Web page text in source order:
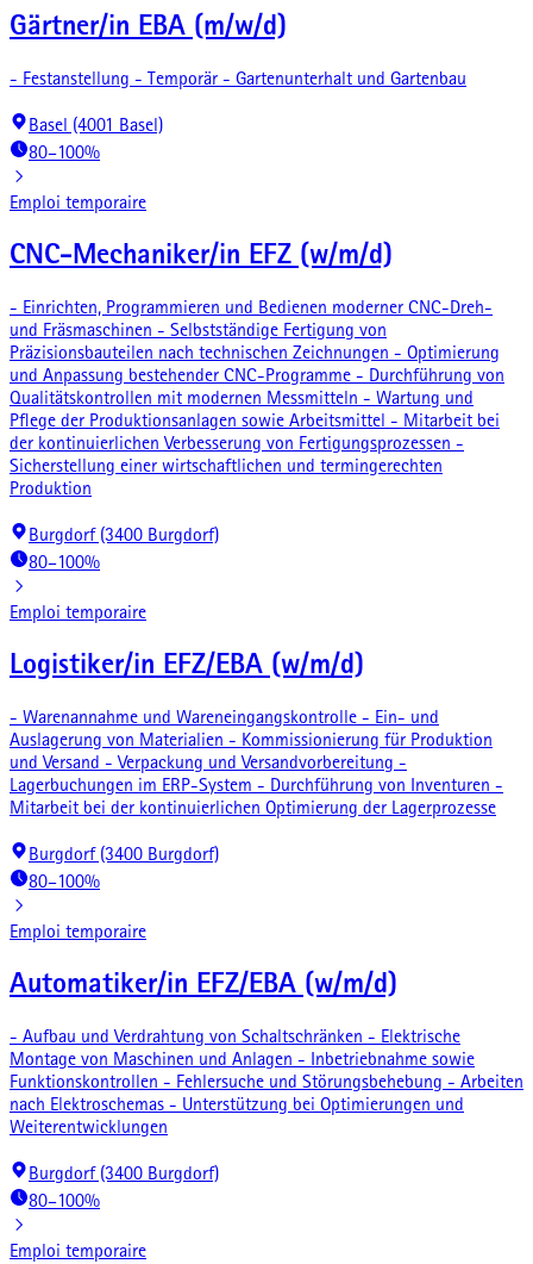
Gärtner/in EBA (m/w/d)
- Festanstellung - Temporär - Gartenunterhalt und Gartenbau
Basel (4001 Basel)
80–100%
Emploi temporaire
CNC-Mechaniker/in EFZ (w/m/d)
- Einrichten, Programmieren und Bedienen moderner CNC-Dreh-
und Fräsmaschinen - Selbstständige Fertigung von
Präzisionsbauteilen nach technischen Zeichnungen - Optimierung
und Anpassung bestehender CNC-Programme - Durchführung von
Qualitätskontrollen mit modernen Messmitteln - Wartung und
Pflege der Produktionsanlagen sowie Arbeitsmittel - Mitarbeit bei
der kontinuierlichen Verbesserung von Fertigungsprozessen -
Sicherstellung einer wirtschaftlichen und termingerechten
Produktion
Burgdorf (3400 Burgdorf)
80–100%
Emploi temporaire
Logistiker/in EFZ/EBA (w/m/d)
- Warenannahme und Wareneingangskontrolle - Ein- und
Auslagerung von Materialien - Kommissionierung für Produktion
und Versand - Verpackung und Versandvorbereitung -
Lagerbuchungen im ERP-System - Durchführung von Inventuren -
Mitarbeit bei der kontinuierlichen Optimierung der Lagerprozesse
Burgdorf (3400 Burgdorf)
80–100%
Emploi temporaire
Automatiker/in EFZ/EBA (w/m/d)
- Aufbau und Verdrahtung von Schaltschränken - Elektrische
Montage von Maschinen und Anlagen - Inbetriebnahme sowie
Funktionskontrollen - Fehlersuche und Störungsbehebung - Arbeiten
nach Elektroschemas - Unterstützung bei Optimierungen und
Weiterentwicklungen
Burgdorf (3400 Burgdorf)
80–100%
Emploi temporaire